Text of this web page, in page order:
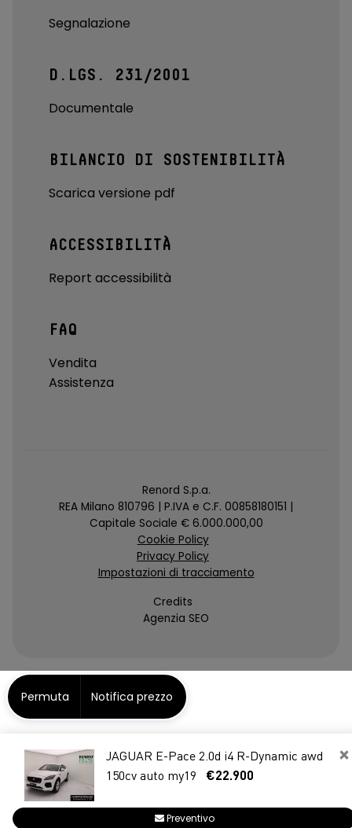
×
JAGUAR E-Pace 2.0d i4 R-Dynamic awd
150cv auto my19
€22.900
Preventivo
Segnalazione
D.LGS. 231/2001
Documentale
BILANCIO DI SOSTENIBILITÀ
Scarica versione pdf
ACCESSIBILITÀ
Report accessibilità
FAQ
Vendita
Assistenza
Renord S.p.a.
REA Milano 810796 | P.IVA e C.F. 00858180151 |
Capitale Sociale € 6.000.000,00
Cookie Policy
Privacy Policy
Impostazioni di tracciamento
Credits
Agenzia SEO
Permuta Notifica prezzo